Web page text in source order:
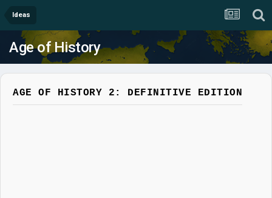
Ideas
Age of History
AGE OF HISTORY 2: DEFINITIVE EDITION